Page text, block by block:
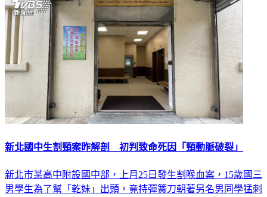
新北國中生割頸案昨解剖 初判致命死因「頸動脈破裂」
新北市某高中附設國中部，上月25日發生割喉血案，15歲國三
男學生為了幫「乾妹」出頭，竟持彈簧刀朝著另名男同學猛刺